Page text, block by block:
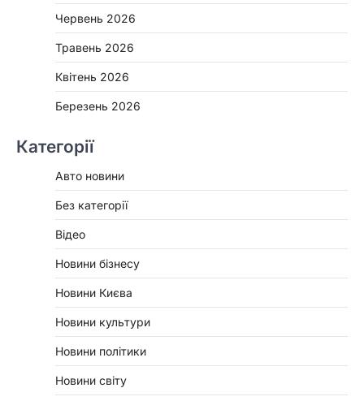
Червень 2026
Травень 2026
Квітень 2026
Березень 2026
Категорії
Авто новини
Без категорії
Відео
Новини бізнесу
Новини Києва
Новини культури
Новини політики
Новини світу